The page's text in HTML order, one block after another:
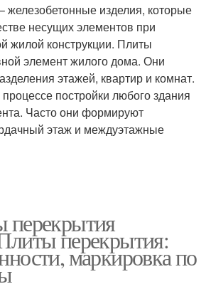
железобетонные изделия, которые
несущих элементов при
жилой конструкции. Плиты
элемент жилого дома. Они
этажей, квартир и комнат.
постройки любого здания
Часто они формируют
этаж и междуэтажные
перекрытия
перекрытия:
маркировка по